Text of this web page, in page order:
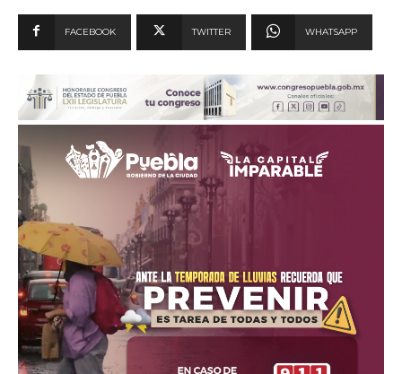
FACEBOOK TWITTER WHATSAPP